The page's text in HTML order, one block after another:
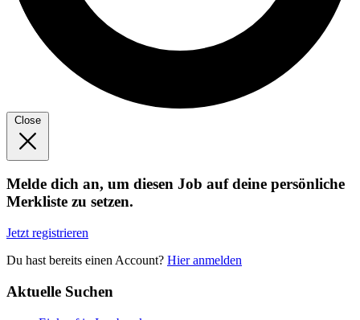
Close
Melde dich an, um diesen Job auf deine persönliche
Merkliste zu setzen.
Jetzt registrieren
Du hast bereits einen Account? Hier anmelden
Aktuelle Suchen